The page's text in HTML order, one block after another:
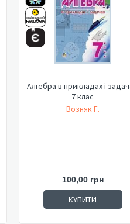
Алгебра в прикладах і
7 клас
Возняк Г.
100,00 грн
КУПИТИ